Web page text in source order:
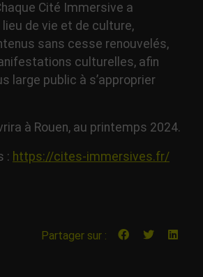
Cité Immersive a
de vie et de culture,
sans cesse renouvelés,
culturelles, afin
large public à s’approprier
à Rouen, au printemps 2024.
: https://cites-immersives.fr/
Partager sur :